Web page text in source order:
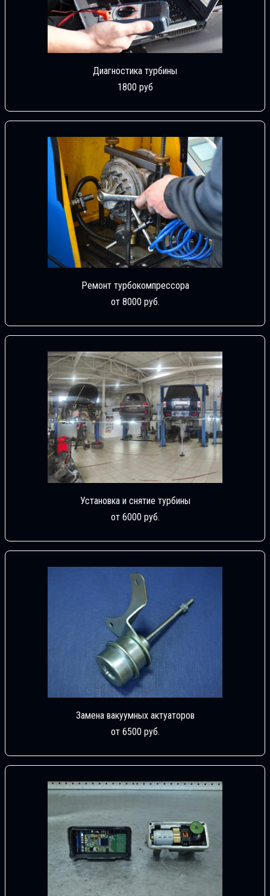
Диагностика турбины
1800 руб
Ремонт турбокомпрессора
от 8000 руб.
Установка и снятие турбины
от 6000 руб.
Замена вакуумных актуаторов
от 6500 руб.